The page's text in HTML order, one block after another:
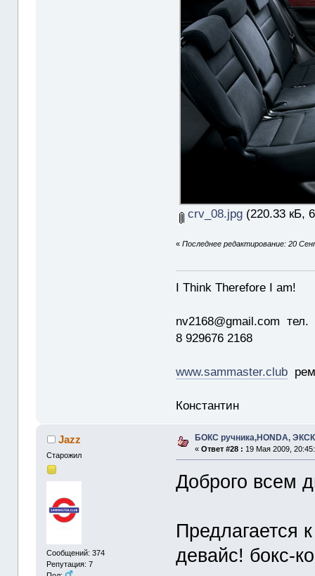
crv_08.jpg (220.33 кБ,
«Последнее редактирование: 20
I Think Therefore I am!
nv2168@gmail.com тел.
8 929676 2168
www.sammaster.club
Константин
Jazz
Старожил
Сообщений: 374
Репутация: 7
БОКС ручника,HONDA,
«Ответ #28 : 19 Мая 2009,
Доброго
Предлагается
девайс! бокс-